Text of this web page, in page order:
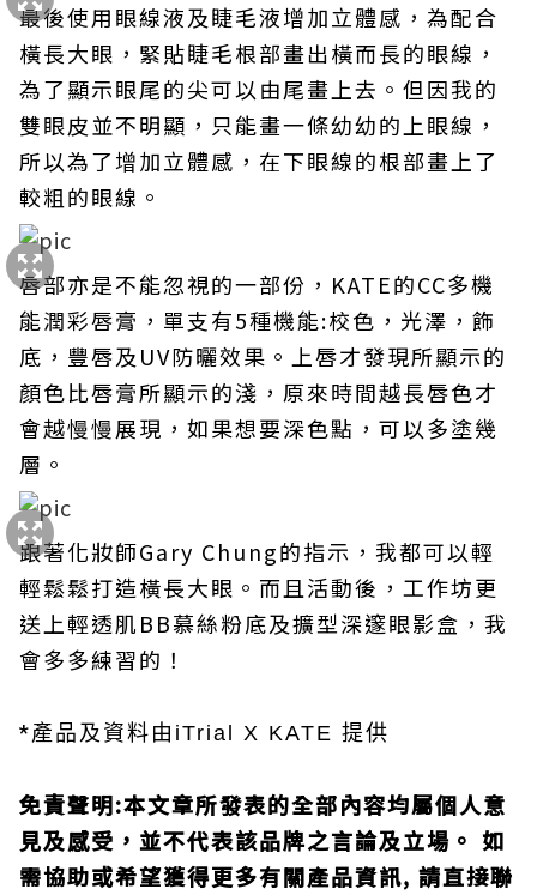
最後使用眼線液及睫毛液增加立體感，為配合
橫長大眼，緊貼睫毛根部畫出橫而長的眼線，
為了顯示眼尾的尖可以由尾畫上去。但因我的
雙眼皮並不明顯，只能畫一條幼幼的上眼線，
所以為了增加立體感，在下眼線的根部畫上了
較粗的眼線。
唇部亦是不能忽視的一部份，KATE的CC多機
能潤彩唇膏，單支有5種機能:校色，光澤，飾
底，豐唇及UV防曬效果。上唇才發現所顯示的
顏色比唇膏所顯示的淺，原來時間越長唇色才
會越慢慢展現，如果想要深色點，可以多塗幾
層。
跟著化妝師Gary Chung的指示，我都可以輕
輕鬆鬆打造橫長大眼。而且活動後，工作坊更
送上輕透肌BB慕絲粉底及擴型深邃眼影盒，我
會多多練習的！
*產品 及資料由iTrial X KATE 提供
免責聲明:本文章所發表的全部內容均屬個人意
見及感受，並不代表該品牌之言論及立場。 如
需協助或希望獲得更多有關產品資訊, 請直接聯